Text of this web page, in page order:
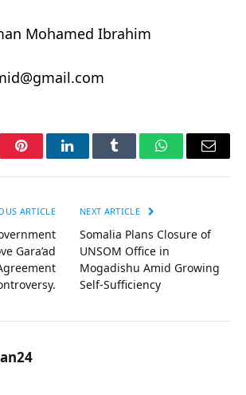
Mohamed Ibrahim
PinterestLinkedInTumblr WhatsAppEmail
ARTICLE
Gara’ad
NEXT ARTICLE
Somalia Plans Closure of
UNSOM Office in
Mogadishu Amid Growing
Self-Sufficiency